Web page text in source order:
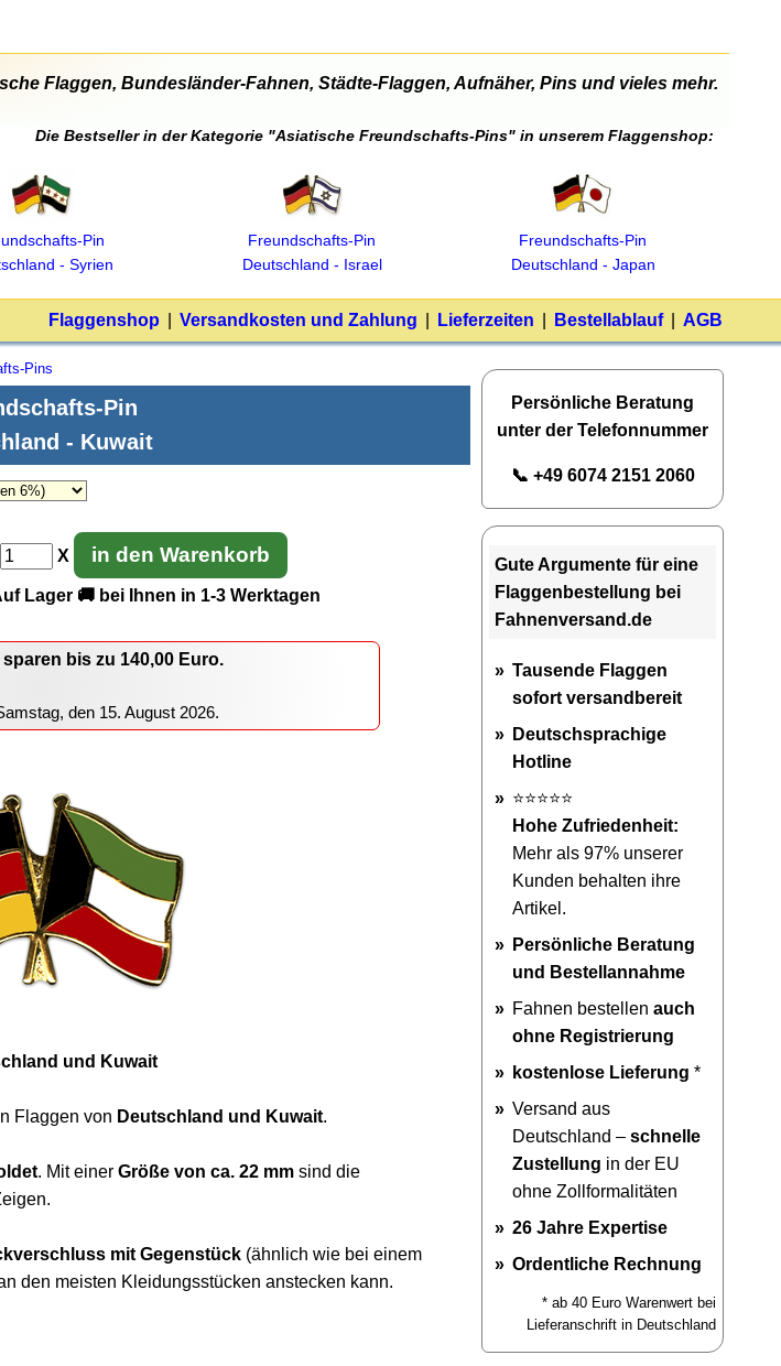
Flaggen, Bundesländer-Fahnen, Städte-Flaggen, Aufnäher, Pins und vieles mehr.
Die Bestseller in der Kategorie "Asiatische Freundschafts-Pins" in unserem Flaggenshop:
‑ Syrien
Freundschafts‑Pin
Deutschland ‑ Israel
Freundschafts‑Pin
Deutschland ‑ Japan
Flaggenshop Versandkosten und Zahlung Lieferzeiten Bestellablauf AGB
Pins
Pin
- Kuwait
X in den Warenkorb
Lager 🚚 bei Ihnen in 1-3 Werktagen
sparen bis zu 140,00Euro.
den 15. August 2026.
und Kuwait
Flaggen von Deutschland und Kuwait.
. Mit einer Größe von ca. 22 mm sind die
mit Gegenstück (ähnlich wie bei einem
den meisten Kleidungsstücken anstecken kann.
Persönliche Beratung
unter der Telefonnummer
📞 +49 6074 2151 2060
Gute Argumente für eine
Flaggenbestellung bei
Fahnenversand.de
Tausende Flaggen
sofort versandbereit
Deutschsprachige
Hotline
⭐⭐⭐⭐⭐
Hohe Zufriedenheit:
Mehr als 97% unserer
Kunden behalten ihre
Artikel.
Persönliche Beratung
und Bestellannahme
Fahnen bestellen auch
ohne Registrierung
kostenlose Lieferung *
Versand aus
Deutschland – schnelle
Zustellung in der EU
ohne Zollformalitäten
26 Jahre Expertise
Ordentliche Rechnung
* ab 40 Euro Warenwert bei
Lieferanschrift in Deutschland